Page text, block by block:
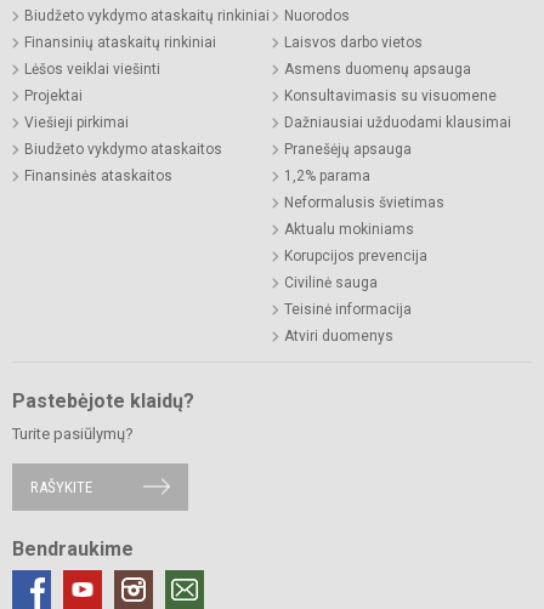
Biudžeto vykdymo ataskaitų rinkiniai
Finansinių ataskaitų rinkiniai
Lėšos veiklai viešinti
Projektai
Viešieji pirkimai
Biudžeto vykdymo ataskaitos
Finansinės ataskaitos
Nuorodos
Laisvos darbo vietos
Asmens duomenų apsauga
Konsultavimasis su visuomene
Dažniausiai užduodami klausimai
Pranešėjų apsauga
1,2% parama
Neformalusis švietimas
Aktualu mokiniams
Korupcijos prevencija
Civilinė sauga
Teisinė informacija
Atviri duomenys
Pastebėjote klaidų?
Turite pasiūlymų?
RAŠYKITE
Bendraukime